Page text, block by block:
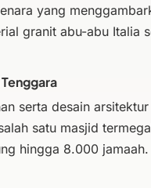
yang
granit abu-abu Italia
serta desain
satu masjid
hingga 8.000 jamaah.